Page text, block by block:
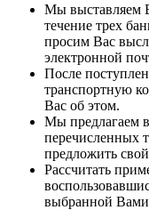
Мы выставляем
течение трех
просим Вас
электронной
После
транспортную
Вас об этом.
Мы предлагаем
перечисленных
предложить
Рассчитать
выбранной